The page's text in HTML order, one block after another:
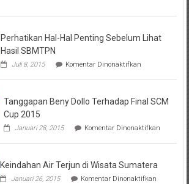
KPR
Perhatikan Hal-Hal Penting Sebelum Lihat
Hasil SBMTPN
Juli 8, 2015 Komentar Dinonaktifkanpada
Hal-
Penting
Hasil
Tanggapan Beny Dollo Terhadap Final SCM
Cup 2015
Januari 28, 2015 Komentar Dinonaktifkanpada
Beny
Keindahan Air Terjun di Wisata Sumatera
Januari 26, 2015 Komentar Dinonaktifkanpada